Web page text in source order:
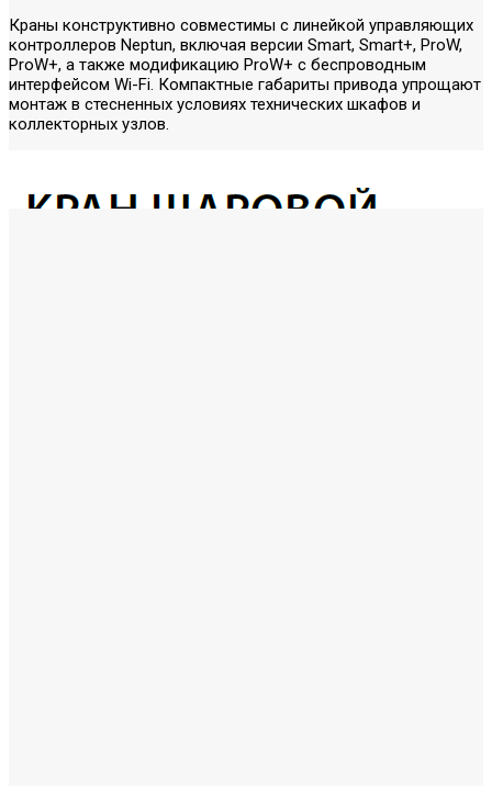
Краны конструктивно совместимы с линейкой управляющих
контроллеров Neptun, включая версии Smart, Smart+, ProW,
ProW+, а также модификацию ProW+ с беспроводным
интерфейсом Wi-Fi. Компактные габариты привода упрощают
монтаж в стесненных условиях технических шкафов и
коллекторных узлов.